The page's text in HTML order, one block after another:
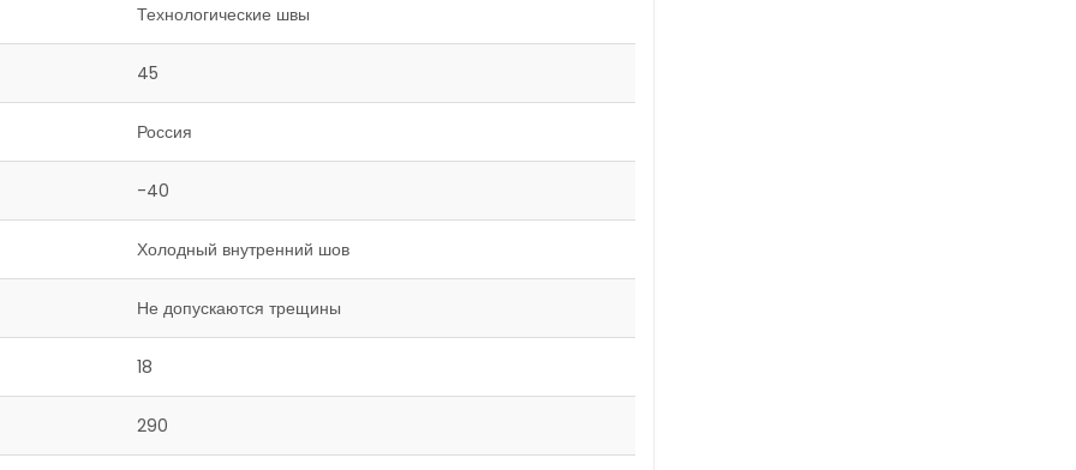
Технологические швы
45
Россия
-40
Холодный внутренний шов
Не допускаются трещины
18
290